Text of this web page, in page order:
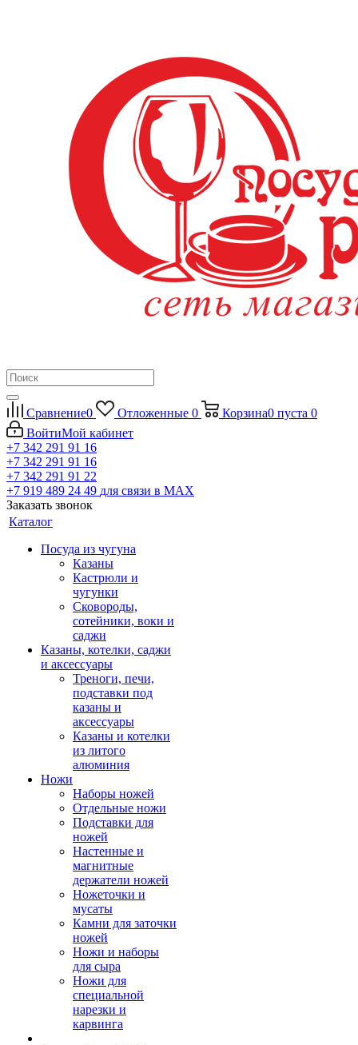
Сравнение0 Отложенные 0 Корзина0 пуста 0
ВойтиМой кабинет
+7 342 291 91 16
+7 342 291 91 16
+7 342 291 91 22
+7 919 489 24 49 для связи в МАХ
Заказать звонок
Каталог
Посуда из чугуна
Казаны
Кастрюли и
чугунки
Сковороды,
сотейники, воки и
саджи
Казаны, котелки, саджи
и аксессуары
Треноги, печи,
подставки под
казаны и
аксессуары
Казаны и котелки
из литого
алюминия
Ножи
Наборы ножей
Отдельные ножи
Подставки для
ножей
Настенные и
магнитные
держатели ножей
Ножеточки и
мусаты
Камни для заточки
ножей
Ножи и наборы
для сыра
Ножи для
специальной
нарезки и
карвинга